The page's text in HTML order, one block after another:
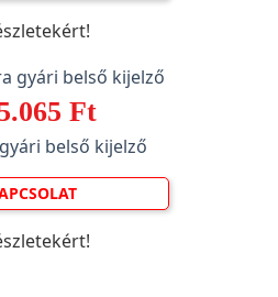
Ft
belső kijelző